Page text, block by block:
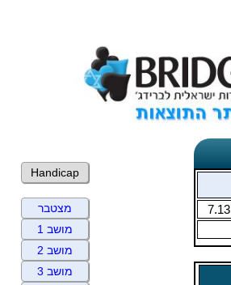
7.13
Handicap
מצטבר
מושב 1
מושב 2
מושב 3